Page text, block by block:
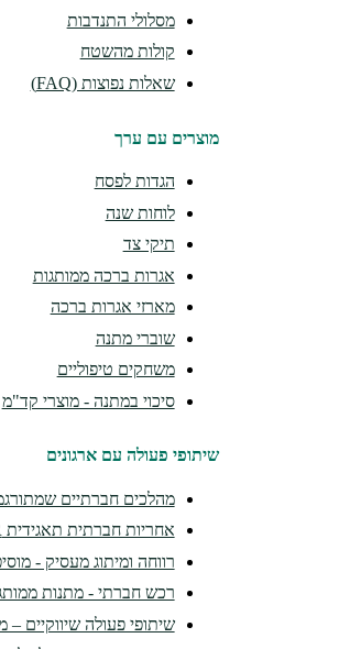
מסלולי התנדבות
קולות מהשטח
שאלות נפוצות (FAQ)
מוצרים עם ערך
הגדות לפסח
לוחות שנה
תיקי צד
אגרות ברכה ממותגות
מארזי אגרות ברכה
שוברי מתנה
משחקים טיפוליים
סיכוי במתנה - מוצרי קד"מ
שיתופי פעולה עם ארגונים
מהלכים חברתיים
אחריות חברתית תאגידית CSR - השפעה ארוכת טווח
רווחה ומיתוג מעסיק -
רכש חברתי - מתנות
שיתופי פעולה שיווקיים